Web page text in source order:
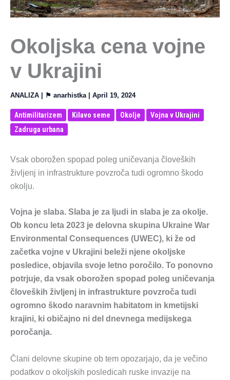
Okoljska cena vojne
v Ukrajini
ANALIZA | ⚑ anarhistka April 19, 2024
Antimilitarizem Kilavo seme Okolje
Vojna v Ukrajini
Zadruga urbana
Vsak oborožen spopad poleg uničevanja človeških
življenj in infrastrukture povzroča tudi ogromno škodo
okolju.
Vojna je slaba. Slaba je za ljudi in slaba je za okolje.
Ob koncu leta 2023 je delovna skupina Ukraine War
Environmental Consequences (UWEC), ki že od
začetka vojne v Ukrajini beleži njene okoljske
posledice, objavila svoje letno poročilo. To ponovno
potrjuje, da vsak oborožen spopad poleg uničevanja
človeških življenj in infrastrukture povzroča tudi
ogromno škodo naravnim habitatom in kmetijski
krajini, ki običajno ni del dnevnega medijskega
poročanja.
Člani delovne skupine ob tem opozarjajo, da je večino
podatkov o okoljskih posledicah ruske invazije na